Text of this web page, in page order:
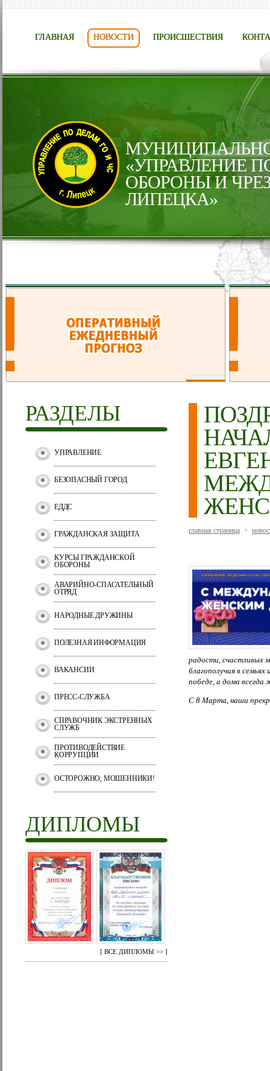
ГЛАВНАЯ НОВОСТИ ПРОИСШЕСТВИЯ
«УПРАВЛЕНИЕ
ОБОРОНЫ И
ЛИПЕЦКА»
РАЗДЕЛЫ
УПРАВЛЕНИЕ
БЕЗОПАСНЫЙ ГОРОД
ЕДДС
ГРАЖДАНСКАЯ ЗАЩИТА
КУРСЫ ГРАЖДАНСКОЙ
ОБОРОНЫ
АВАРИЙНО-СПАСАТЕЛЬНЫЙ
ОТРЯД
НАРОДНЫЕ ДРУЖИНЫ
ПОЛЕЗНАЯ ИНФОРМАЦИЯ
ВАКАНСИИ
ПРЕСС-СЛУЖБА
СПРАВОЧНИК ЭКСТРЕННЫХ
СЛУЖБ
ПРОТИВОДЕЙСТВИЕ
КОРРУПЦИИ
ОСТОРОЖНО, МОШЕННИКИ!
ДИПЛОМЫ
[ ВСЕ ДИПЛОМЫ >> ]
главная страница >
радости, счастливых
благополучия в
победе, а дома всегда
С 8 Марта, наши